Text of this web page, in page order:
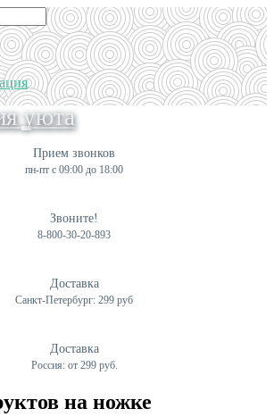
Прием звонков
пн-пт с 09:00 до 18:00
Звоните!
8-800-30-20-893
Доставка
Санкт-Петербург: 299 руб
Доставка
Россия: от 299 руб.
на ножке